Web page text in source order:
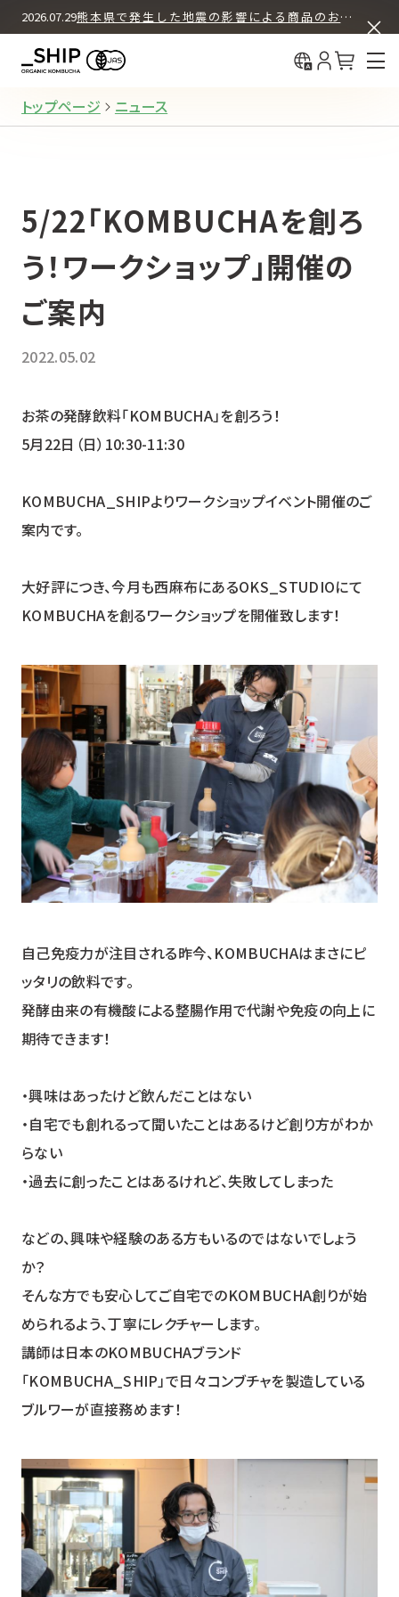
2026.07.29 熊本県で発生した地震の影響による商品のお届けについて
12本セット
12本セット
4本セット
REGULAR PRODUCTS
YUZU HEADS
HOP BREEZE
What's KOMBUCHA
How We Brew
About _SHIP
COLUMN
BUY & DRINK
中国（简体
中國（繁體
トップページ ニュース
5/22「KOMBUCHAを創ろ
う！ワークショップ」開催の
ご案内
2022.05.02
お茶の発酵飲料「KOMBUCHA」を創ろう！
5月22日（日）10:30-11:30
KOMBUCHA_SHIPよりワークショップイベント開催のご
案内です。
大好評につき、今月も西麻布にあるOKS_STUDIOにて
KOMBUCHAを創るワークショップを開催致します！
自己免疫力が注目される昨今、KOMBUCHAはまさにピ
ッタリの飲料です。
発酵由来の有機酸による整腸作用で代謝や免疫の向上に
期待できます！
・興味はあったけど飲んだことはない
・自宅でも創れるって聞いたことはあるけど創り方がわか
らない
・過去に創ったことはあるけれど、失敗してしまった
などの、興味や経験のある方もいるのではないでしょう
か？
そんな方でも安心してご自宅でのKOMBUCHA創りが始
められるよう、丁寧にレクチャーします。
講師は日本のKOMBUCHAブランド
「KOMBUCHA_SHIP」で日々コンブチャを製造している
ブルワーが直接務めます！